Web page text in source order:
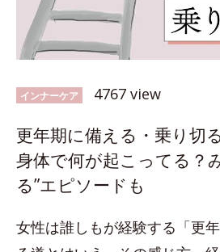
インナーケア 4767 view
更年期に備える・乗り切
身体で何が起こってる？
る”エピソードも
女性は誰しもが経験する「更